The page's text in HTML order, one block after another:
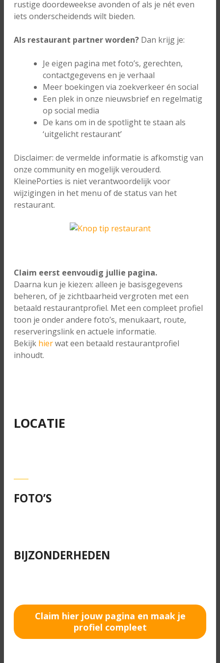
rustige doordeweekse avonden of als je nét even
iets onderscheidends wilt bieden.
Als restaurant partner worden? Dan krijg je:
Je eigen pagina met foto’s, gerechten,
contactgegevens en je verhaal
Meer boekingen via zoekverkeer én social
Een plek in onze nieuwsbrief en regelmatig
op social media
De kans om in de spotlight te staan als
‘uitgelicht restaurant’
Disclaimer: de vermelde informatie is afkomstig van
onze community en mogelijk verouderd.
KleinePorties is niet verantwoordelijk voor
wijzigingen in het menu of de status van het
restaurant.
Claim eerst eenvoudig jullie pagina.
Daarna kun je kiezen: alleen je basisgegevens
beheren, of je zichtbaarheid vergroten met een
betaald restaurantprofiel. Met een compleet profiel
toon je onder andere foto’s, menukaart, route,
reserveringslink en actuele informatie.
Bekijk hierwat een betaald restaurantprofiel
inhoudt.
LOCATIE
FOTO’S
BIJZONDERHEDEN
Claim hier jouw pagina en maak je
profiel compleet